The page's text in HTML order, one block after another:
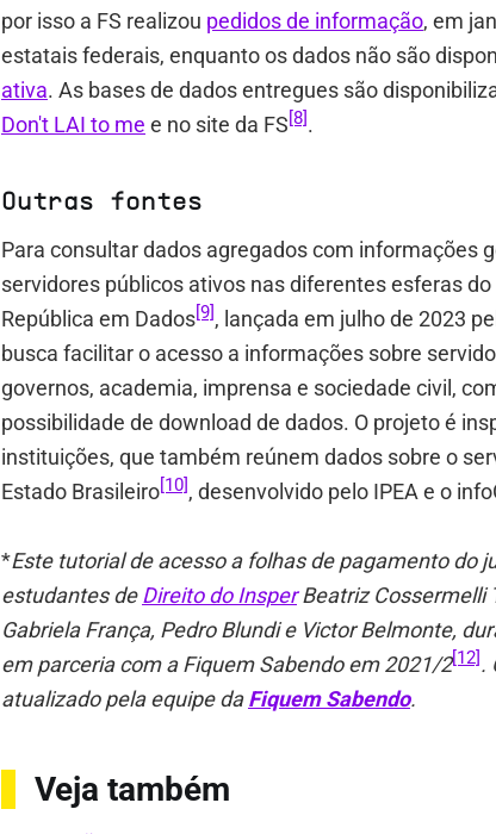
por isso a FS realizou pedidos de informação, em
estatais federais, enquanto os dados não são
ativa. As bases de dados entregues são
Don't LAI to me e no site da FS[8].
Outras fontes
Para consultar dados agregados com informações
servidores públicos ativos nas diferentes esferas
República em Dados[9], lançada em julho de 2023
busca facilitar o acesso a informações sobre
governos, academia, imprensa e sociedade civil,
possibilidade de download de dados. O projeto é
instituições, que também reúnem dados sobre o
Estado Brasileiro[10], desenvolvido pelo IPEA e o
*Este tutorial de acesso a folhas de pagamento do
estudantes deDireito do InsperBeatriz Cossermelli
Gabriela França, Pedro Blundi e Victor Belmonte,
em parceria com a Fiquem Sabendo em 2021/2[12].
atualizado pela equipe daFiquem Sabendo.
Veja também